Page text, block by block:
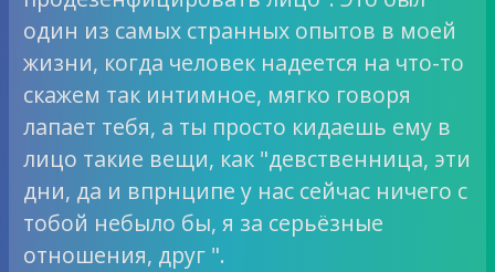
один из самых странных опытов в моей
жизни, когда человек надеется на что-то
скажем так интимное, мягко говоря
лапает тебя, а ты просто кидаешь ему в
лицо такие вещи, как "девственница, эти
дни, да и впрнципе у нас сейчас ничего с
тобой небыло бы, я за серьёзные
отношения, друг ".